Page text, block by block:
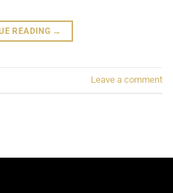
READING →
Leave a comment